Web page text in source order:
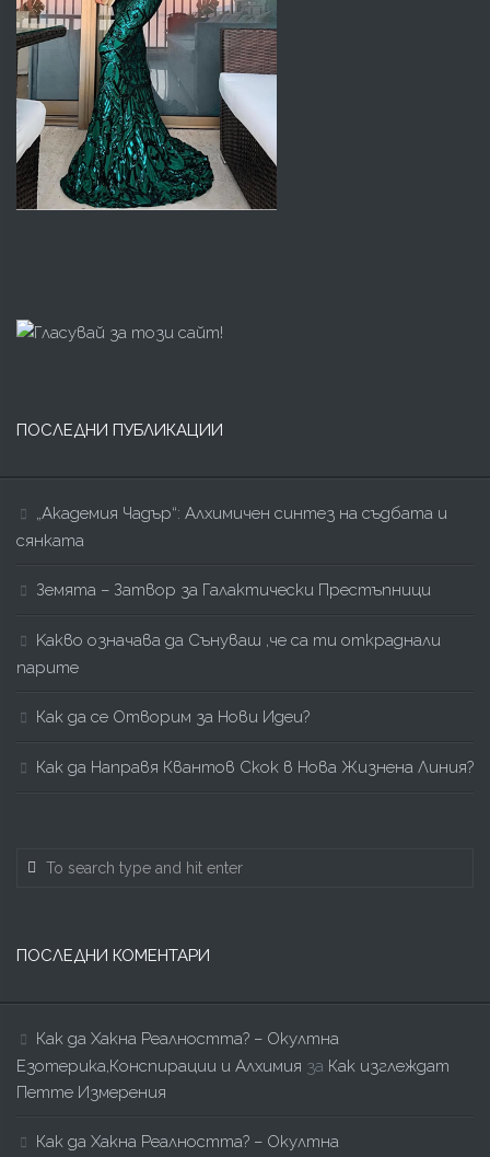
ПОСЛЕДНИ ПУБЛИКАЦИИ
„Академия Чадър“: Алхимичен синтез на съдбата и
сянката
Земята – Затвор за Галактически Престъпници
Kакво означава да Сънуваш ,че са ти откраднали
парите
Как да се Отворим за Нови Идеи?
Как да Направя Квантов Скок в Нова Жизнена Линия?
ПОСЛЕДНИ КОМЕНТАРИ
Как да Хакна Реалността? – Окултна
Езотерика,Конспирации и Алхимия за Как изглеждат
Петте Измерения
Как да Хакна Реалността? – Окултна